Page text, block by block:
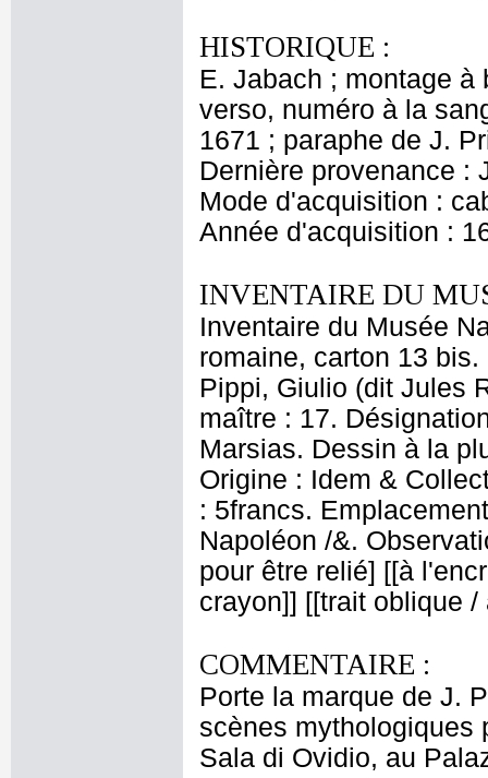
HISTORIQUE :
E. Jabach ; montage à
verso, numéro à la
1671 ; paraphe de J.
Dernière provenance :
Mode d'acquisition :
Année d'acquisition :
INVENTAIRE DU
Inventaire du Musée
romaine, carton 13
Pippi, Giulio (dit Jules
maître : 17.
Marsias. Dessin à la
Origine : Idem &
: 5francs.
Napoléon /&.
pour être relié] [[à
crayon]] [[trait oblique
COMMENTAIRE :
Porte la marque de J.
scènes mythologiques
Sala di Ovidio, au